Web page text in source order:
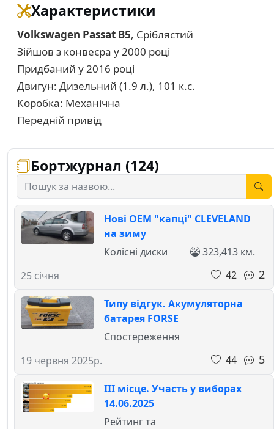
Характеристики
Volkswagen Passat B5, Сріблястий
Зійшов з конвеєра у 2000 році
Придбаний у 2016 році
Двигун: Дизельний (1.9 л.), 101 к.с.
Коробка: Механічна
Передній привід
Бортжурнал (124)
Нові ОЕМ "капці" CLEVELAND
на зиму
25 січня
Колісні диски
323,413 км.
42
2
Типу відгук. Акумуляторна
батарея FORSE
19 червня 2025р.
Спостереження
44
5
ІІІ місце. Участь у виборах
14.06.2025
Рейтинг та